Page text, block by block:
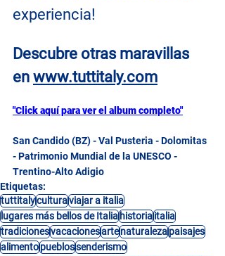
experiencia!
Descubre otras maravillas
en www.tuttitaly.com
"Click aquí para ver el album completo"
San Candido (BZ) - Val Pusteria - Dolomitas
- Patrimonio Mundial de la UNESCO -
Trentino-Alto Adigio
Etiquetas:
tuttitalyculturaviajar a italia
lugares más bellos de Italiahistoriaitalia
tradicionesvacacionesartenaturalezapaisajes
alimentopueblossenderismo